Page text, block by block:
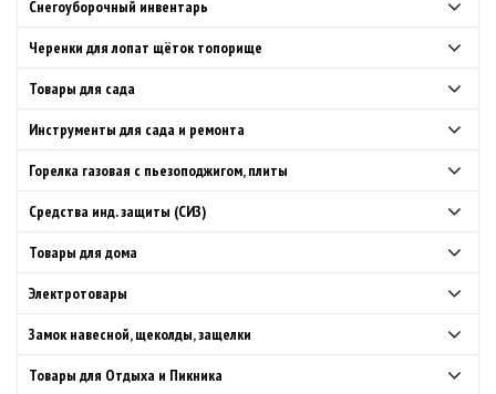
Снегоуборочный инвентарь
Черенки для лопат щёток топорище
Товары для сада
Инструменты для сада и ремонта
Горелка газовая с пьезоподжигом, плиты
Средства инд. защиты (СИЗ)
Товары для дома
Электротовары
Замок навесной, щеколды, защелки
Товары для Отдыха и Пикника